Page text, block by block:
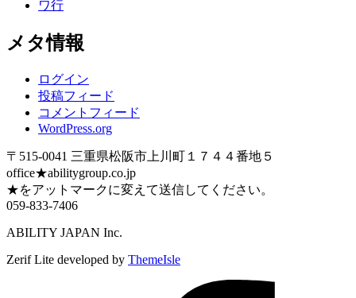
ワ行
メタ情報
ログイン
投稿フィード
コメントフィード
WordPress.org
〒515-0041 三重県松阪市上川町１７４４番地５
office★abilitygroup.co.jp
★をアットマークに変えて送信してください。
059-833-7406
ABILITY JAPAN Inc.
Zerif Lite developed by ThemeIsle